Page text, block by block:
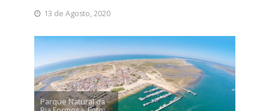
13 de Agosto, 2020
Parque Natural da